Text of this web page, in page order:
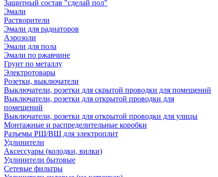
Защитный состав "сделай пол"
Эмали
Растворители
Эмали для радиаторов
Аэрозоли
Эмали для пола
Эмали по ржавчине
Грунт по металлу
Электротовары
Розетки, выключатели
Выключатели, розетки для скрытой проводки для помещений
Выключатели, розетки для открытой проводки для
помещений
Выключатели, розетки для открытой проводки для улицы
Монтажные и распределительные коробки
Разъемы РШ/ВШ для электроплит
Удлинители
Аксессуары (колодки, вилки)
Удлинители бытовые
Сетевые фильтры